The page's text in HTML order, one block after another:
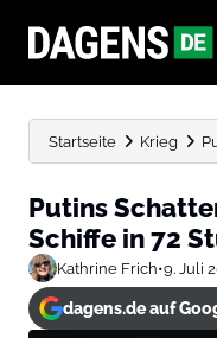
Startseite Krieg
Putins
Schiffe in 72
Kathrine Frich•9. Juli
dagens.de auf